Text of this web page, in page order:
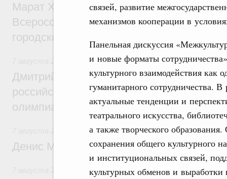
связей, развитие
механизмов кооперации в
Панельная дискуссия
и новые форматы
культурного взаимодействия как
гуманитарного сотрудничества.
актуальные тенденции и
театрального искусства,
а также творческого
сохранения общего культурного
и институциональных связей,
культурных обменов и
Марат Хуснуллин провёл заседание
Всероссийского конкурса лучших
городской среды
Отрасль информационных технологий
Дмитрий Чернышенко и Сергей Кравцов
российскую сборную с победой на
олимпиаде по искусственному
Общие вопросы промышленной политики
Денис Мантуров посетил Ярославскую
Бюджеты субъектов Федерации.